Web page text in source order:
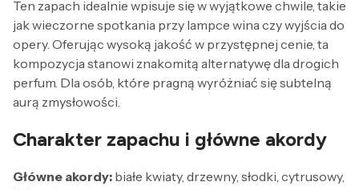
Ten zapach idealnie wpisuje się w wyjątkowe chwile, takie
jak wieczorne spotkania przy lampce wina czy wyjścia do
opery. Oferując wysoką jakość w przystępnej cenie, ta
kompozycja stanowi znakomitą alternatywę dla drogich
perfum. Dla osób, które pragną wyróżniać się subtelną
aurą zmysłowości.
Charakter zapachu i główne akordy
Główne akordy: białe kwiaty, drzewny, słodki, cytrusowy,